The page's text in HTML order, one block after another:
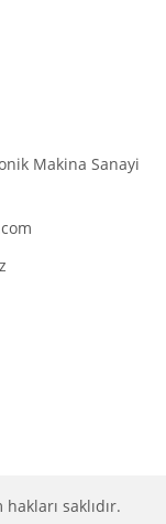
Makina Sanayi
saklıdır.